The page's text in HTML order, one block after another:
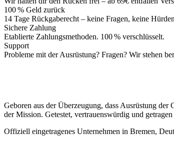
100 % Geld zurück
14 Tage Rückgaberecht – keine Fragen, keine
Sichere Zahlung
Etablierte Zahlungsmethoden. 100 % verschlüsselt.
Support
Probleme mit der Ausrüstung? Fragen? Wir stehen
Geboren aus der Überzeugung, dass Ausrüstung
der Mission. Getestet, vertrauenswürdig und
Offiziell eingetragenes Unternehmen in Bremen,